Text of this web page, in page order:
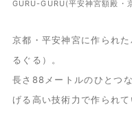
GURU-GURU(平安神宮額殿・
京都・平安神宮に作られ
るぐる）。
長さ88メートルのひとつ
げる高い技術力で作られて